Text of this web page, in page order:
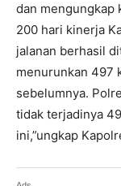
dan mengungkap
200 hari kinerja
jalanan berhasil
menurunkan 497
sebelumnya.
tidak terjadinya
ini,”ungkap